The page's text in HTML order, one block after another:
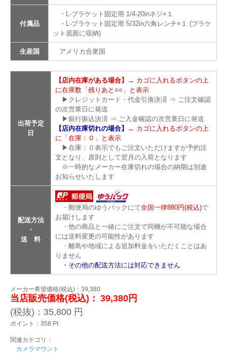
付属品
・L-ブラケット固定用 1/4-20inネジ×１
・L-ブラケット固定用 5/32in六角レンチ×１ (ブラケ
ット底面に収納)
生産国 アメリカ合衆国
出荷予定
日
【店内在庫がある場合】
→ カゴに入れるボタンの上
に在庫数「残りあと○○」と表示
▶クレジットカード・代金引換決済 ⇒ ご注文確認
の次営業日に発送
▶銀行振込決済 ⇒ ご入金確認の次営業日に発送
【店内在庫切れの場合】
→ カゴに入れるボタンの上
に「在庫：０」と表示
▶在庫：０表示でもご注文いただけますが予約注
文となり、原則として翌月の入荷となります
※一時的なメーカー在庫切れの場合の納期は別途
お知らせいたします
配送方法
・
送 料
・郵便局のゆうパックにて全国一律880円(税込)で
お届けします
・他の商品と一緒にご注文で同梱が不可能な場合
には送料変更の可能性があります
・離島や地域による追加料金をいただくことはあ
りません
・その他の配送方法には対応できません
メーカー希望価格(税込)：39,380
当店販売価格(税込)： 39,380円
(税抜)： 35,800 円
ポイント： 358 Pt
関連カテゴリ：
カメラマウント